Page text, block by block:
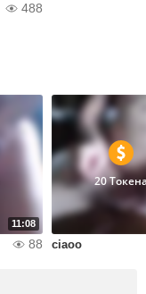
488
11:08
88
20
ciaoo